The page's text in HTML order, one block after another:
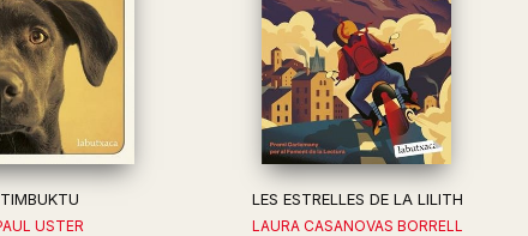
TIMBUKTU
USTER
LES ESTRELLES DE LA LILITH
LAURA CASANOVAS BORRELL